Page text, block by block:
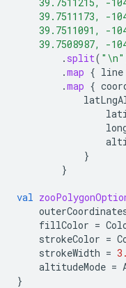
39.7511173, -
39.7511091, -
39.7508987, -
. split( "\n"
.map { line
.map {
}
}
val
fillColor =
strokeColor =
strokeWidth =
altitudeMode =
}